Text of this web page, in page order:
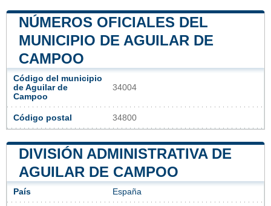
NÚMEROS OFICIALES DEL
MUNICIPIO DE AGUILAR DE
CAMPOO
Código del municipio
de Aguilar de
Campoo
34004
Código postal 34800
DIVISIÓN ADMINISTRATIVA DE
AGUILAR DE CAMPOO
País España